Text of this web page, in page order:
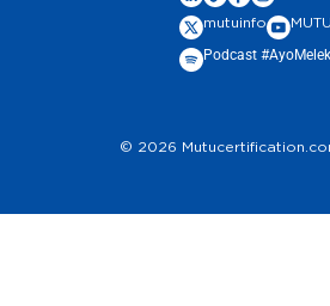
mutuinfo
Podcast
© 2026